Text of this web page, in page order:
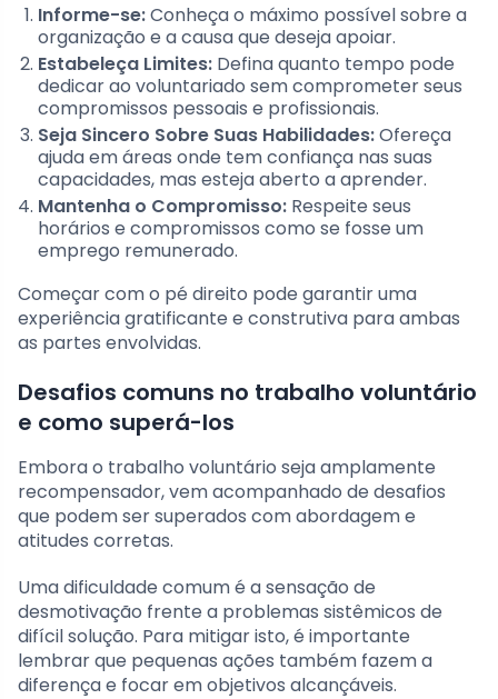
Informe-se:Conheça o máximo possível sobre a
organização e a causa que deseja apoiar.
Estabeleça Limites: Defina quanto tempo pode
dedicar ao voluntariado sem comprometer seus
compromissos pessoais e profissionais.
Seja Sincero Sobre Suas Habilidades:Ofereça
ajuda em áreas onde tem confiança nas suas
capacidades, mas esteja aberto a aprender.
Mantenha o Compromisso: Respeite seus
horários e compromissos como se fosse um
emprego remunerado.
Começar com o pé direito pode garantir uma
experiência gratificante e construtiva para ambas
as partes envolvidas.
Desafios comuns no trabalho voluntário
e como superá-los
Embora o trabalho voluntário seja amplamente
recompensador, vem acompanhado de desafios
que podem ser superados com abordagem e
atitudes corretas.
Uma dificuldade comum é a sensação de
desmotivação frente a problemas sistêmicos de
difícil solução. Para mitigar isto, é importante
lembrar que pequenas ações também fazem a
diferença e focar em objetivos alcançáveis.